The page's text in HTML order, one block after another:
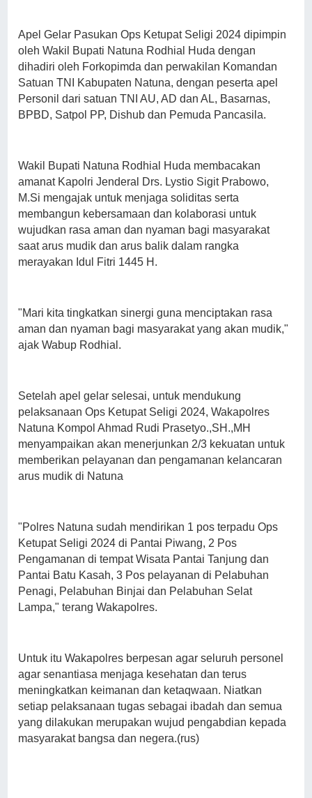
Apel Gelar Pasukan Ops Ketupat Seligi 2024 dipimpin
oleh Wakil Bupati Natuna Rodhial Huda dengan
dihadiri oleh Forkopimda dan perwakilan Komandan
Satuan TNI Kabupaten Natuna, dengan peserta apel
Personil dari satuan TNI AU, AD dan AL, Basarnas,
BPBD, Satpol PP, Dishub dan Pemuda Pancasila.
Wakil Bupati Natuna Rodhial Huda membacakan
amanat Kapolri Jenderal Drs. Lystio Sigit Prabowo,
M.Si mengajak untuk menjaga soliditas serta
membangun kebersamaan dan kolaborasi untuk
wujudkan rasa aman dan nyaman bagi masyarakat
saat arus mudik dan arus balik dalam rangka
merayakan Idul Fitri 1445 H.
"Mari kita tingkatkan sinergi guna menciptakan rasa
aman dan nyaman bagi masyarakat yang akan mudik,"
ajak Wabup Rodhial.
Setelah apel gelar selesai, untuk mendukung
pelaksanaan Ops Ketupat Seligi 2024, Wakapolres
Natuna Kompol Ahmad Rudi Prasetyo.,SH.,MH
menyampaikan akan menerjunkan 2/3 kekuatan untuk
memberikan pelayanan dan pengamanan kelancaran
arus mudik di Natuna
"Polres Natuna sudah mendirikan 1 pos terpadu Ops
Ketupat Seligi 2024 di Pantai Piwang, 2 Pos
Pengamanan di tempat Wisata Pantai Tanjung dan
Pantai Batu Kasah, 3 Pos pelayanan di Pelabuhan
Penagi, Pelabuhan Binjai dan Pelabuhan Selat
Lampa," terang Wakapolres.
Untuk itu Wakapolres berpesan agar seluruh personel
agar senantiasa menjaga kesehatan dan terus
meningkatkan keimanan dan ketaqwaan. Niatkan
setiap pelaksanaan tugas sebagai ibadah dan semua
yang dilakukan merupakan wujud pengabdian kepada
masyarakat bangsa dan negera.(rus)